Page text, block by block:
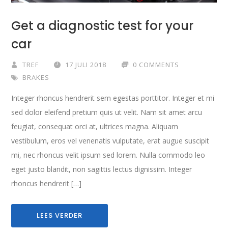
Get a diagnostic test for your
car
TREF 17 JULI 2018
0 COMMENTS
BRAKES
Integer rhoncus hendrerit sem egestas porttitor. Integer et mi
sed dolor eleifend pretium quis ut velit. Nam sit amet arcu
feugiat, consequat orci at, ultrices magna. Aliquam
vestibulum, eros vel venenatis vulputate, erat augue suscipit
mi, nec rhoncus velit ipsum sed lorem. Nulla commodo leo
eget justo blandit, non sagittis lectus dignissim. Integer
rhoncus hendrerit […]
LEES VERDER